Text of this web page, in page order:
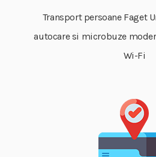
Transport persoane Faget
autocare si microbuze
Wi-Fi